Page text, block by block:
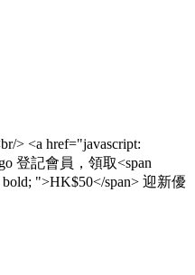
> <a href="javascript:
登記會員，領取<span
">HK$50</span> 迎新優